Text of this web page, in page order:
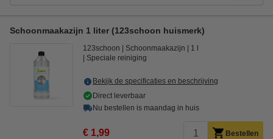
Schoonmaakazijn 1 liter (123schoon huismerk)
123schoon Schoonmaakazijn
1 l
Speciale reiniging
Bekijk de specificaties en beschrijving
Direct leverbaar
Nu bestellen is maandag in huis
€ 1,99 Bestellen